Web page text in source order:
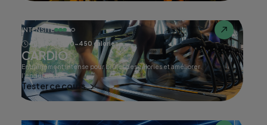
INTENSITÉ
45 min
400-450 calories
CARDIO
Entraînement intense pour brûler des calories et améliorer
l'endurance.
Tester ce cours